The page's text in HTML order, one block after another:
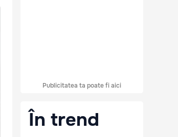
Publicitatea ta poate fi aici
În trend